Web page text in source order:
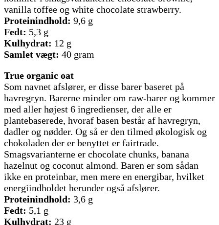
vanilla toffee og white chocolate strawberry.
Proteinindhold: 9,6 g
Fedt: 5,3 g
Kulhydrat: 12 g
Samlet vægt: 40 gram
True organic oat
Som navnet afslører, er disse barer baseret på
havregryn. Barerne minder om raw-barer og kommer
med aller højest 6 ingredienser, der alle er
plantebaserede, hvoraf basen består af havregryn,
dadler og nødder. Og så er den tilmed økologisk og
chokoladen der er benyttet er fairtrade.
Smagsvarianterne er chocolate chunks, banana
hazelnut og coconut almond. Baren er som sådan
ikke en proteinbar, men mere en energibar, hvilket
energiindholdet herunder også afslører.
Proteinindhold: 3,6 g
Fedt: 5,1 g
Kulhydrat: 23 g